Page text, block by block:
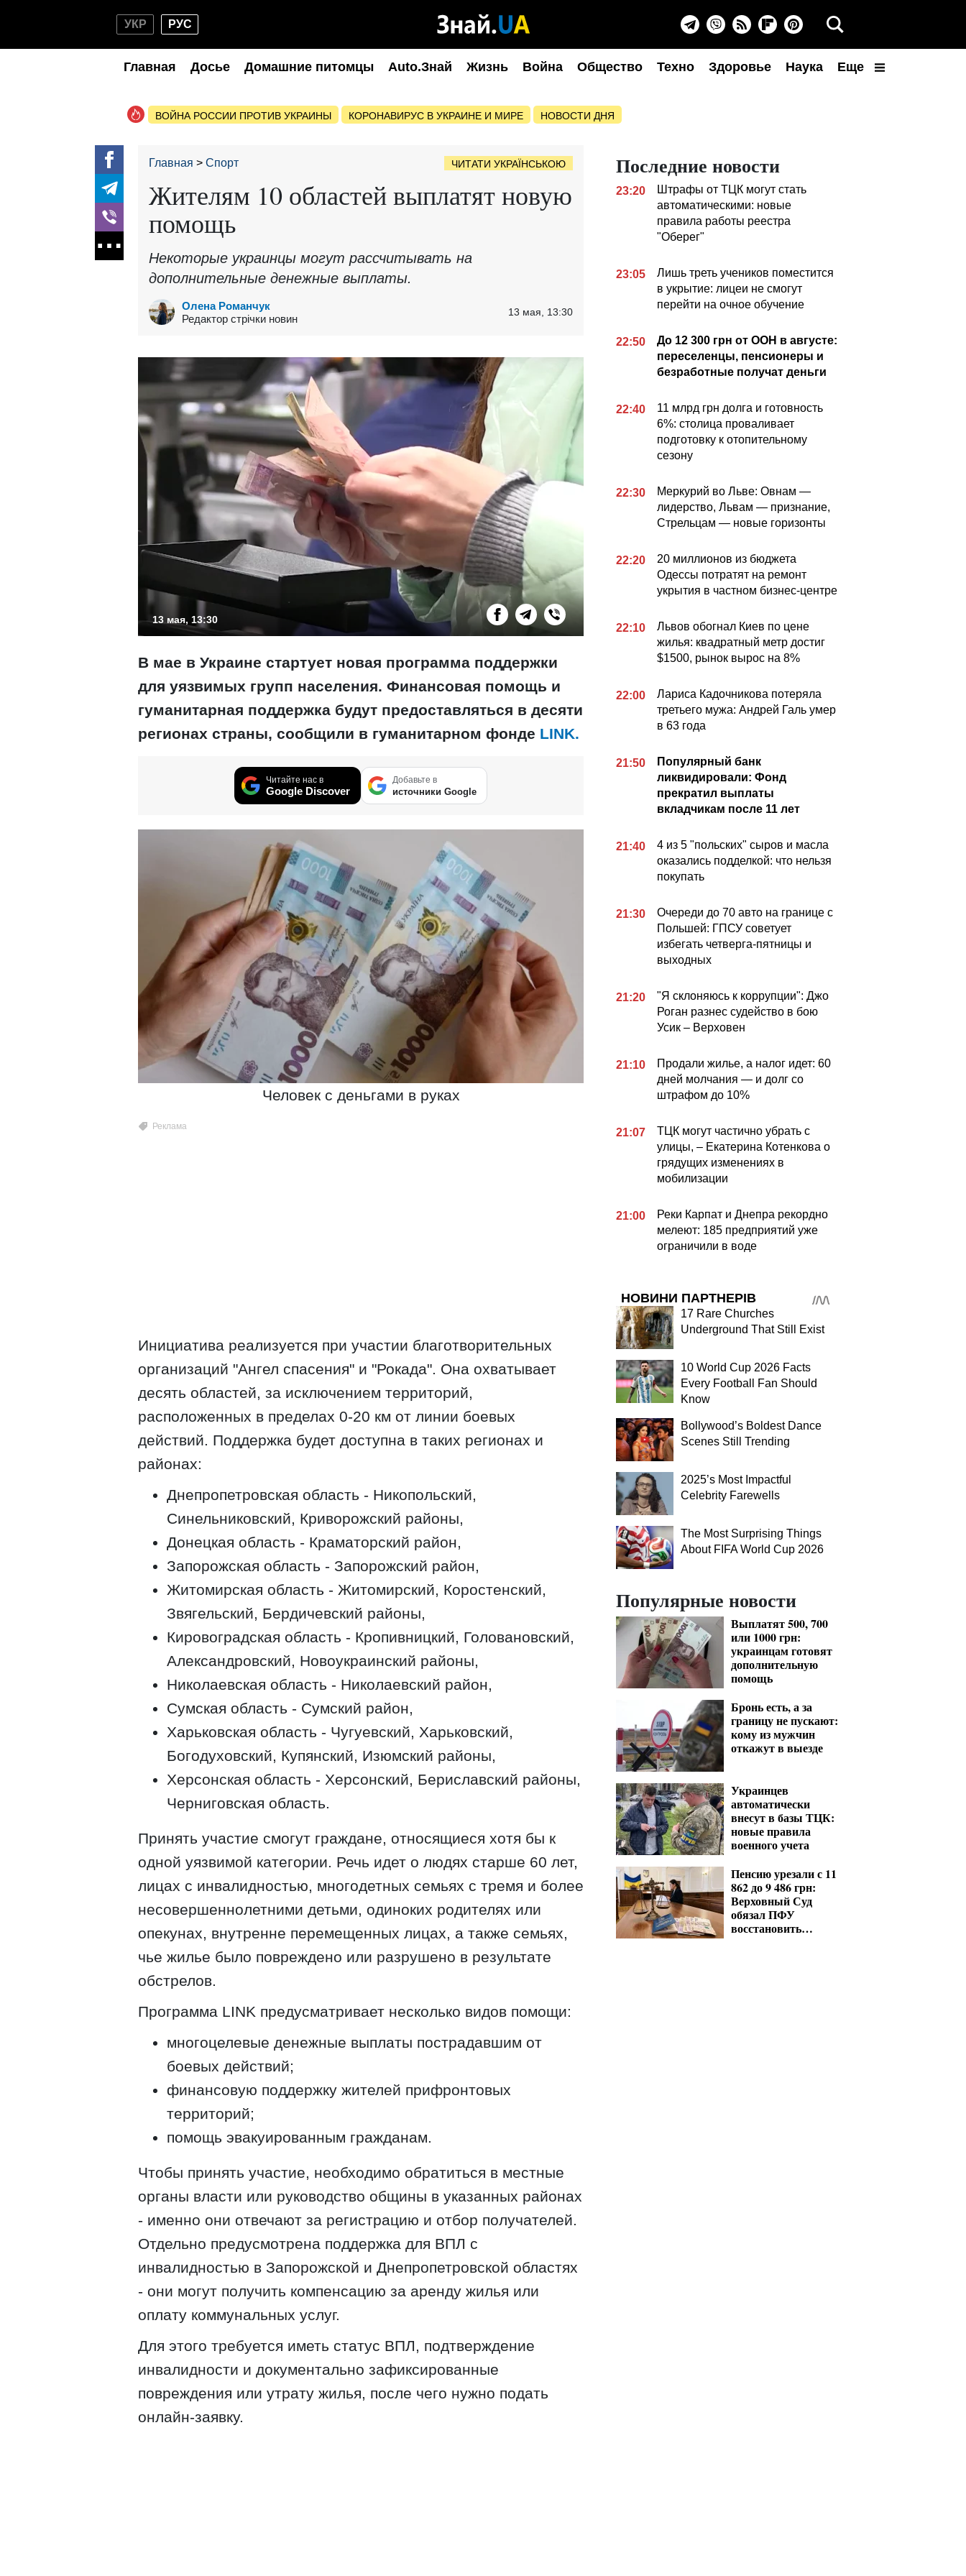
УКР РУС
Главная Досье Домашние питомцы Auto.Знай Жизнь Война Общество Техно Здоровье Наука Еще
ВОЙНА РОССИИ ПРОТИВ УКРАИНЫ КОРОНАВИРУС В УКРАИНЕ И МИРЕ НОВОСТИ ДНЯ
Главная Спорт ЧИТАТИ УКРАЇНСЬКОЮ
Жителям 10 областей выплатят новую
помощь
Некоторые украинцы могут рассчитывать на
дополнительные денежные выплаты.
Олена Романчук
Редактор стрічки новин
13 мая, 13:30
13 мая, 13:30
В мае в Украине стартует новая программа поддержки
для уязвимых групп населения. Финансовая помощь и
гуманитарная поддержка будут предоставляться в десяти
регионах страны, сообщили в гуманитарном фонде LINK.
Читайте нас в
Google Discover
Добавьте в
источники Google
Человек с деньгами в руках
Инициатива реализуется при участии благотворительных
организаций "Ангел спасения" и "Рокада". Она охватывает
десять областей, за исключением территорий,
расположенных в пределах 0-20 км от линии боевых
действий. Поддержка будет доступна в таких регионах и
районах:
Днепропетровская область - Никопольский,
Синельниковский, Криворожский районы,
Донецкая область - Краматорский район,
Запорожская область - Запорожский район,
Житомирская область - Житомирский, Коростенский,
Звягельский, Бердичевский районы,
Кировоградская область - Кропивницкий, Головановский,
Александровский, Новоукраинский районы,
Николаевская область - Николаевский район,
Сумская область - Сумский район,
Харьковская область - Чугуевский, Харьковский,
Богодуховский, Купянский, Изюмский районы,
Херсонская область - Херсонский, Бериславский районы,
Черниговская область.
Принять участие смогут граждане, относящиеся хотя бы к
одной уязвимой категории. Речь идет о людях старше 60 лет,
лицах с инвалидностью, многодетных семьях с тремя и более
несовершеннолетними детьми, одиноких родителях или
опекунах, внутренне перемещенных лицах, а также семьях,
чье жилье было повреждено или разрушено в результате
обстрелов.
Программа LINK предусматривает несколько видов помощи:
многоцелевые денежные выплаты пострадавшим от
боевых действий;
финансовую поддержку жителей прифронтовых
территорий;
помощь эвакуированным гражданам.
Чтобы принять участие, необходимо обратиться в местные
органы власти или руководство общины в указанных районах
- именно они отвечают за регистрацию и отбор получателей.
Отдельно предусмотрена поддержка для ВПЛ с
инвалидностью в Запорожской и Днепропетровской областях
- они могут получить компенсацию за аренду жилья или
оплату коммунальных услуг.
Для этого требуется иметь статус ВПЛ, подтверждение
инвалидности и документально зафиксированные
повреждения или утрату жилья, после чего нужно подать
онлайн-заявку.
Последние новости
23:20
Штрафы от ТЦК могут стать
автоматическими: новые
правила работы реестра
"Оберег"
23:05
Лишь треть учеников поместится
в укрытие: лицеи не смогут
перейти на очное обучение
22:50
До 12 300 грн от ООН в августе:
переселенцы, пенсионеры и
безработные получат деньги
22:40
11 млрд грн долга и готовность
6%: столица проваливает
подготовку к отопительному
сезону
22:30
Меркурий во Льве: Овнам —
лидерство, Львам — признание,
Стрельцам — новые горизонты
22:20
20 миллионов из бюджета
Одессы потратят на ремонт
укрытия в частном бизнес-центре
22:10
Львов обогнал Киев по цене
жилья: квадратный метр достиг
$1500, рынок вырос на 8%
22:00
Лариса Кадочникова потеряла
третьего мужа: Андрей Галь умер
в 63 года
21:50
Популярный банк
ликвидировали: Фонд
прекратил выплаты
вкладчикам после 11 лет
21:40
4 из 5 "польских" сыров и масла
оказались подделкой: что нельзя
покупать
21:30
Очереди до 70 авто на границе с
Польшей: ГПСУ советует
избегать четверга-пятницы и
выходных
21:20
"Я склоняюсь к коррупции": Джо
Роган разнес судейство в бою
Усик – Верховен
21:10
Продали жилье, а налог идет: 60
дней молчания — и долг со
штрафом до 10%
21:07
ТЦК могут частично убрать с
улицы, – Екатерина Котенкова о
грядущих изменениях в
мобилизации
21:00
Реки Карпат и Днепра рекордно
мелеют: 185 предприятий уже
ограничили в воде
НОВИНИ ПАРТНЕРІВ
17 Rare Churches
Underground That Still Exist
10 World Cup 2026 Facts
Every Football Fan Should
Know
Bollywood’s Boldest Dance
Scenes Still Trending
2025’s Most Impactful
Celebrity Farewells
The Most Surprising Things
About FIFA World Cup 2026
Популярные новости
Выплатят 500, 700
или 1000 грн:
украинцам готовят
дополнительную
помощь
Бронь есть, а за
границу не пускают:
кому из мужчин
откажут в выезде
Украинцев
автоматически
внесут в базы ТЦК:
новые правила
военного учета
Пенсию урезали с 11
862 до 9 486 грн:
Верховный Суд
обязал ПФУ
восстановить